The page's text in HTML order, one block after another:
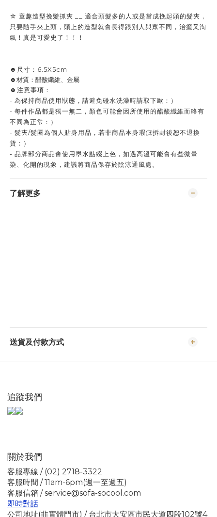
☆ 童趣造型挽髮抓夾 __ 適合頭髮多的人或是當成挽起頭的髮夾，
只要隨手夾上頭，頭上的造型就會長得跟別人與眾不同，治癒又淘
氣！真是可愛史了！！！
☻尺寸：6.5X5cm
☻材質：醋酸纖維、金屬
☻注意事項：
- 為保持商品使用狀態，請避免碰水洗澡時請取下歐：）
- 每件作品都是獨一無二，顏色可能會因所使用的醋酸纖維而略有
不同為正常：）
- 髮夾/髮圈為個人貼身用品，若非商品本身瑕疵拆封後恕不退換
貨：）
- 品牌部分商品會使用墨水點綴上色，如遇高溫可能會有些微暈
染、化開的現象，建議將商品保存於陰涼通風處。
了解更多
送貨及付款方式
追蹤我們
關於我們
客服專線 / (02) 2718-3322
客服時間 / 11am-6pm(週一至週五)
客服信箱 / service@sofa-socool.com
即時對話
公司地址(非實體門市) / 台北市大安區市民大道四段102號4